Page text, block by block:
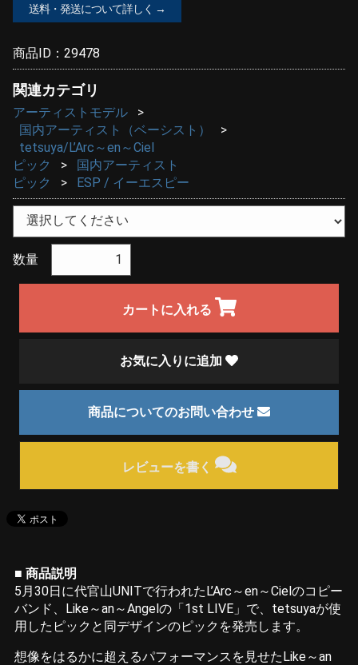
送料・発送について詳しく →
商品ID： 29478
関連カテゴリ
アーティストモデル
国内アーティスト（ベーシスト）
tetsuya/L’Arc～en～Ciel
ピック
国内アーティスト
ピック
ESP / イーエスピー
数量
カートに入れる
お気に入りに追加
商品についてのお問い合わせ
レビューを書く
■ 商品説明
5月30日に代官山UNITで行われたL’Arc～en～Cielのコピー
バンド、Like～an～Angelの「1st LIVE」で、tetsuyaが使
用したピックと同デザインのピックを発売します。
想像をはるかに超えるパフォーマンスを見せたLike～an